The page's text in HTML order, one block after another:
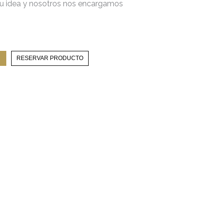
idea y nosotros nos encargamos
RESERVAR PRODUCTO